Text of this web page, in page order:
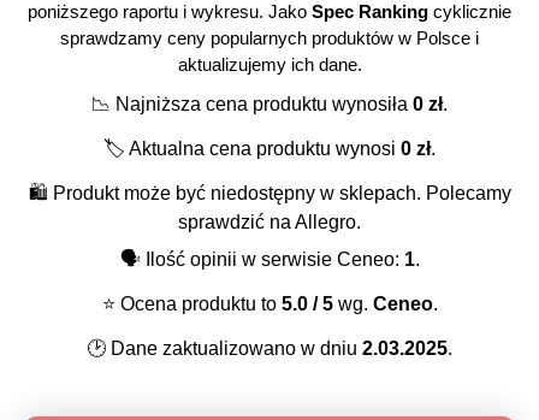
poniższego raportu i wykresu. Jako Spec Ranking cyklicznie
sprawdzamy ceny popularnych produktów w Polsce i
aktualizujemy ich dane.
📉 Najniższa cena produktu wynosiła 0 zł.
🏷️ Aktualna cena produktu wynosi 0 zł.
🛍️ Produkt może być niedostępny w sklepach. Polecamy
sprawdzić na Allegro.
🗣️Ilość opinii w serwisie Ceneo: 1.
⭐️ Ocena produktu to 5.0/ 5wg. Ceneo.
🕑 Dane zaktualizowano w dniu 2.03.2025.